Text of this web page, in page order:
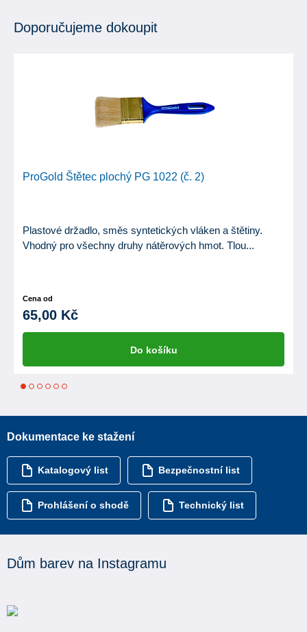
Doporučujeme dokoupit
ProGold Štětec plochý PG 1022 (č. 2)
Plastové držadlo, směs syntetických vláken a štětiny.
Vhodný pro všechny druhy nátěrových hmot. Tlou...
Cena od
65,00 Kč
Do košíku
1 2 3 4 5
Dokumentace ke stažení
Katalogový list Bezpečnostní list
Prohlášení o shodě Technický list
Dům barev na Instagramu